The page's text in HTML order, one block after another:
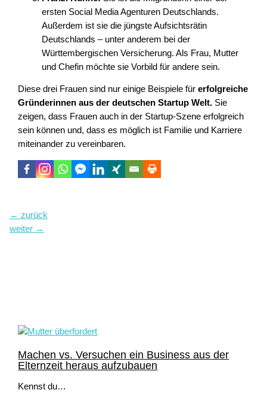
ersten Social Media Agenturen Deutschlands.
Außerdem ist sie die jüngste Aufsichtsrätin
Deutschlands – unter anderem bei der
Württembergischen Versicherung. Als Frau, Mutter
und Chefin möchte sie Vorbild für andere sein.
Diese drei Frauen sind nur einige Beispiele fürerfolgreiche
Gründerinnen aus der deutschen Startup Welt. Sie
zeigen, dass Frauen auch in der Startup-Szene erfolgreich
sein können und, dass es möglich ist Familie und Karriere
miteinander zu vereinbaren.
Beitragsnavigation
← zurück
weiter →
Machen vs. Versuchen ein Business aus der
Elternzeit heraus aufzubauen
Kennst du…